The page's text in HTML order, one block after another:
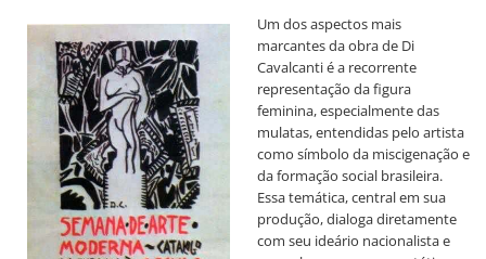
Um dos aspectos mais
marcantes da obra de Di
Cavalcanti é a recorrente
representação da figura
feminina, especialmente das
mulatas, entendidas pelo artista
como símbolo da miscigenação e
da formação social brasileira.
Essa temática, central em sua
produção, dialoga diretamente
com seu ideário nacionalista e